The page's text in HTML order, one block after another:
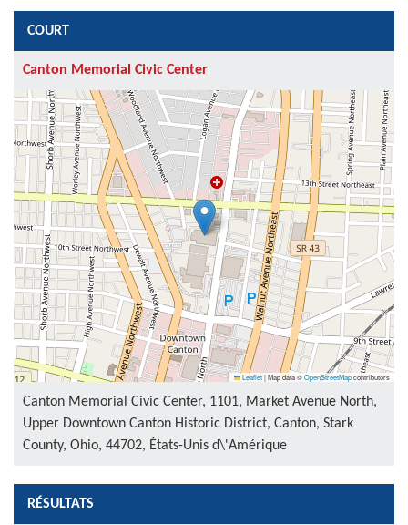
COURT
Canton Memorial Civic Center
Leaflet|Map data ©OpenStreetMapcontributors
Canton Memorial Civic Center, 1101, Market Avenue North,
Upper Downtown Canton Historic District, Canton, Stark
County, Ohio, 44702, États-Unis d\'Amérique
RÉSULTATS